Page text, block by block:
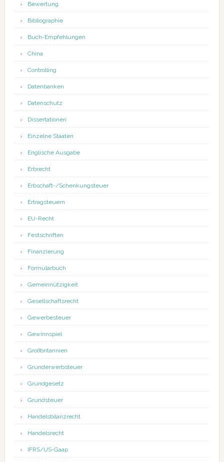
Bewertung
Bibliographie
Buch-Empfehlungen
China
Controlling
Datenbanken
Datenschutz
Dissertationen
Einzelne Staaten
Englische Ausgabe
Erbrecht
Erbschaft-/Schenkungsteuer
Ertragsteuern
EU-Recht
Festschriften
Finanzierung
Formularbuch
Gemeinnützigkeit
Gesellschaftsrecht
Gewerbesteuer
Gewinnspiel
Großbritannien
Grunderwerbsteuer
Grundgesetz
Grundsteuer
Handelsbilanzrecht
Handelsrecht
IFRS/US-Gaap